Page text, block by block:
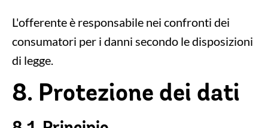
L'offerente è responsabile nei confronti dei
consumatori per i danni secondo le disposizioni
di legge.
8. Protezione dei dati